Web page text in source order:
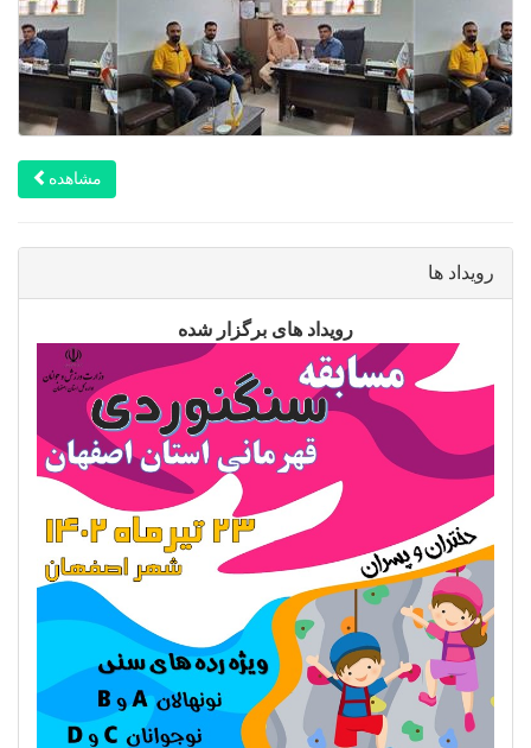
مشاهده
رویداد ها
رویداد های برگزار شده